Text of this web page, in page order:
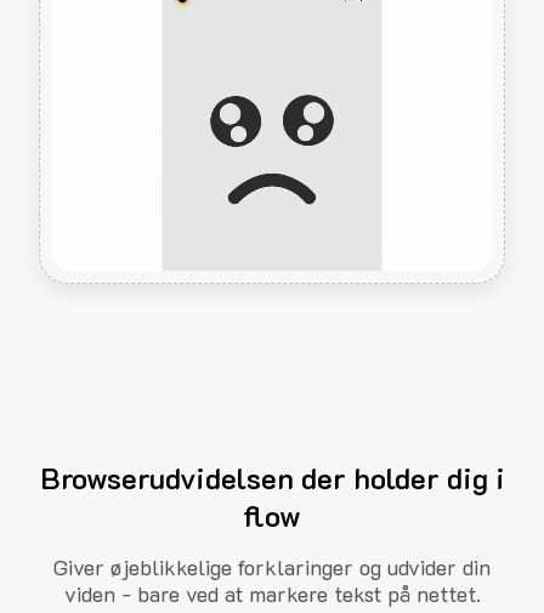
Browserudvidelsen der holder dig i
flow
Giver øjeblikkelige forklaringer og udvider din
viden - bare ved at markere tekst på nettet.